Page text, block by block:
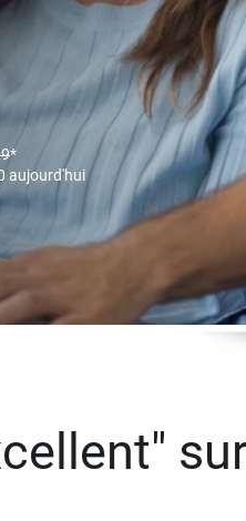
*
aujourd'hui